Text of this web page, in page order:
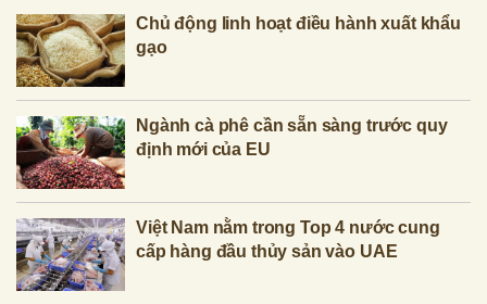
Chủ động linh hoạt điều hành xuất khẩu
gạo
Ngành cà phê cần sẵn sàng trước quy
định mới của EU
Việt Nam nằm trong Top 4 nước cung
cấp hàng đầu thủy sản vào UAE